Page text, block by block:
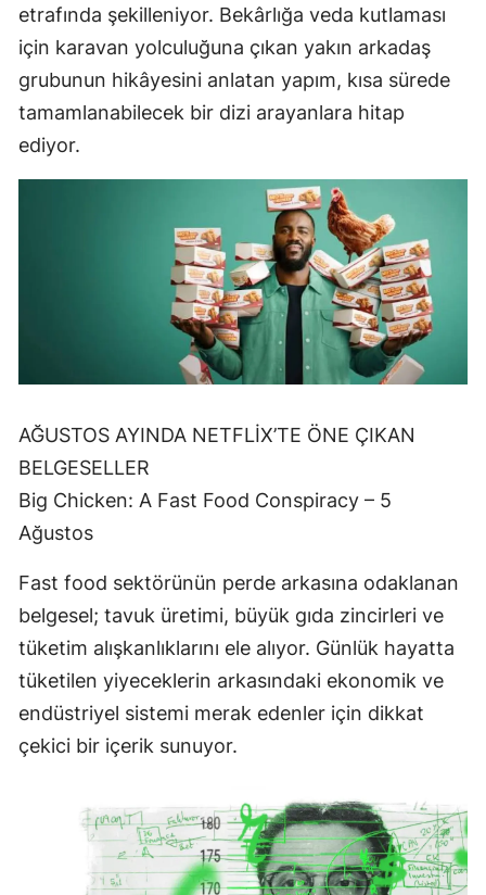
etrafında şekilleniyor. Bekârlığa veda kutlaması
için karavan yolculuğuna çıkan yakın arkadaş
grubunun hikâyesini anlatan yapım, kısa sürede
tamamlanabilecek bir dizi arayanlara hitap
ediyor.
AĞUSTOS AYINDA NETFLİX’TE ÖNE ÇIKAN
BELGESELLER
Big Chicken: A Fast Food Conspiracy – 5
Ağustos
Fast food sektörünün perde arkasına odaklanan
belgesel; tavuk üretimi, büyük gıda zincirleri ve
tüketim alışkanlıklarını ele alıyor. Günlük hayatta
tüketilen yiyeceklerin arkasındaki ekonomik ve
endüstriyel sistemi merak edenler için dikkat
çekici bir içerik sunuyor.